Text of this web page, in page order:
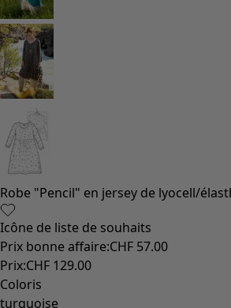
Des carreaux à foison
À pois
Vêtements bio
Un design suédois
Robes en jersey
Vêtements bohèmes
Des vêtements pour les soirées fraîches
Vêtements à motif
Coton
Coton biologique
Maillots de bain et vêtements de plage
Vêtements de fête